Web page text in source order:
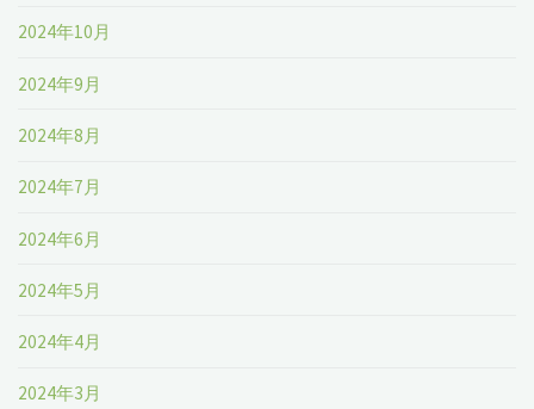
2024年10月
2024年9月
2024年8月
2024年7月
2024年6月
2024年5月
2024年4月
2024年3月